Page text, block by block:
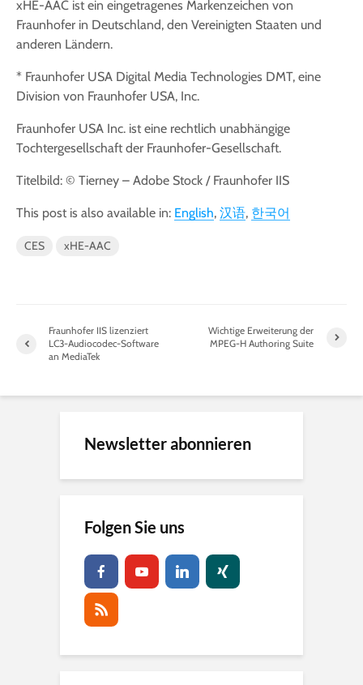
xHE-AAC ist ein eingetragenes Markenzeichen von
Fraunhofer in Deutschland, den Vereinigten Staaten und
anderen Ländern.
* Fraunhofer USA Digital Media Technologies DMT, eine
Division von Fraunhofer USA, Inc.
Fraunhofer USA Inc. ist eine rechtlich unabhängige
Tochtergesellschaft der Fraunhofer-Gesellschaft.
Titelbild: © Tierney – Adobe Stock / Fraunhofer IIS
This post is also available in: English 汉语 한국어
CES xHE-AAC
Fraunhofer IIS lizenziert
LC3-Audiocodec-Software
an MediaTek
Wichtige Erweiterung der
MPEG-H Authoring Suite
Newsletter abonnieren
Folgen Sie uns